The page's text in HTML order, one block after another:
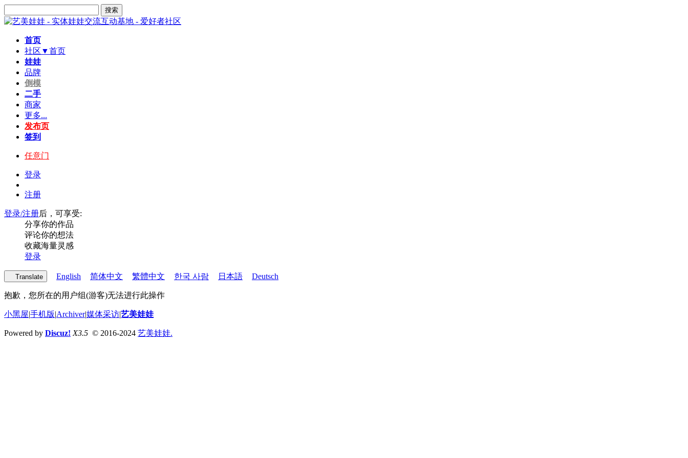
搜索
首页
社区▼首页
娃娃
品牌
倒模
二手
商家
更多...
发布页
签到
任意门
登录
注册
登录/注册后，可享受:
分享你的作品
评论你的想法
收藏海量灵感
登录
Translate English 简体中文 繁體中文 한국 사람 日本語 Deutsch
抱歉，您所在的用户组(游客)无法进行此操作
小黑屋|手机版|Archiver|媒体采访|艺美娃娃
Powered by Discuz! X3.5 © 2016-2024 艺美娃娃.